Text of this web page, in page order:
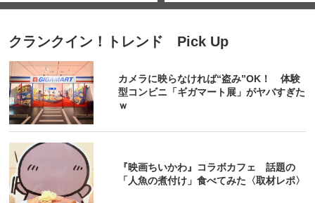
クランクイン！トレンド Pick Up
カメラに映らなければ“盗み”OK！ 体験
型コンビニ「ギガマート展」がヤバすぎた
ｗ
『映画ちいかわ』コラボカフェ 話題の
「人魚の煮付け」食べてみた〈取材レポ〉